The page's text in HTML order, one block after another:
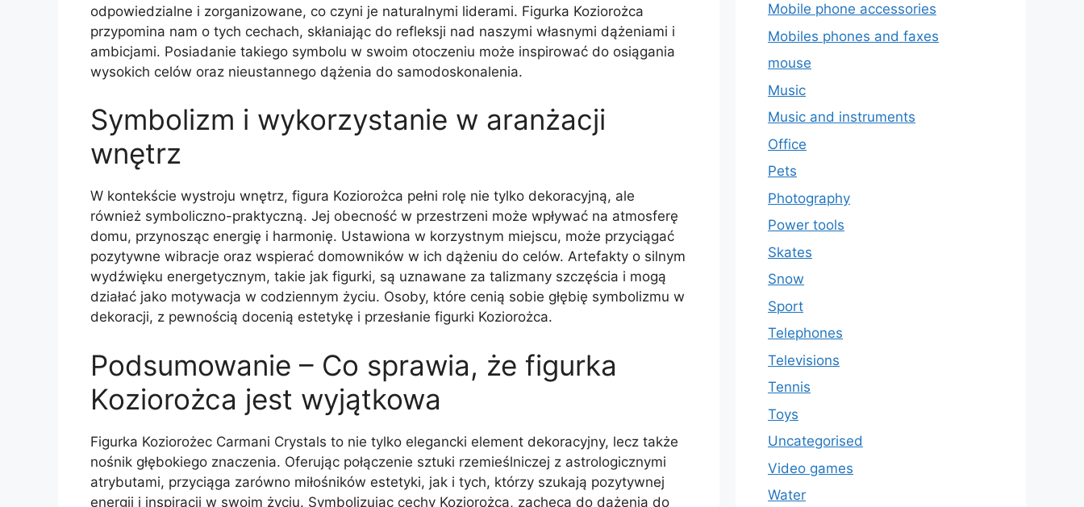
odpowiedzialne i zorganizowane, co czyni je naturalnymi liderami. Figurka Koziorożca
przypomina nam o tych cechach, skłaniając do refleksji nad naszymi własnymi dążeniami i
ambicjami. Posiadanie takiego symbolu w swoim otoczeniu może inspirować do osiągania
wysokich celów oraz nieustannego dążenia do samodoskonalenia.
Symbolizm i wykorzystanie w aranżacji
wnętrz
W kontekście wystroju wnętrz, figura Koziorożca pełni rolę nie tylko dekoracyjną, ale
również symboliczno-praktyczną. Jej obecność w przestrzeni może wpływać na atmosferę
domu, przynosząc energię i harmonię. Ustawiona w korzystnym miejscu, może przyciągać
pozytywne wibracje oraz wspierać domowników w ich dążeniu do celów. Artefakty o silnym
wydźwięku energetycznym, takie jak figurki, są uznawane za talizmany szczęścia i mogą
działać jako motywacja w codziennym życiu. Osoby, które cenią sobie głębię symbolizmu w
dekoracji, z pewnością docenią estetykę i przesłanie figurki Koziorożca.
Podsumowanie – Co sprawia, że figurka
Koziorożca jest wyjątkowa
Figurka Koziorożec Carmani Crystals to nie tylko elegancki element dekoracyjny, lecz także
nośnik głębokiego znaczenia. Oferując połączenie sztuki rzemieślniczej z astrologicznymi
atrybutami, przyciąga zarówno miłośników estetyki, jak i tych, którzy szukają pozytywnej
energii i inspiracji w swoim życiu. Symbolizując cechy Koziorożca, zachęca do dążenia do
Mobile phone accessories
Mobiles phones and faxes
mouse
Music
Music and instruments
Office
Pets
Photography
Power tools
Skates
Snow
Sport
Telephones
Televisions
Tennis
Toys
Uncategorised
Video games
Water